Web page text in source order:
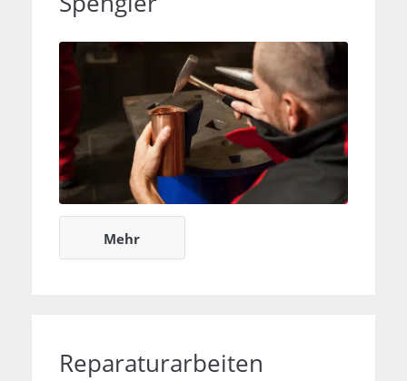
Spenglerarbeiten
Mehr
Reparaturarbeiten